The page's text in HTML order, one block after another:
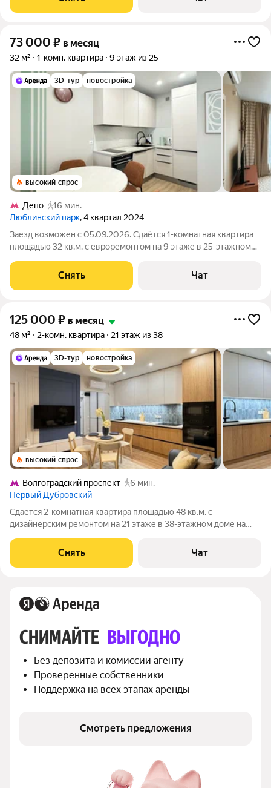
Микроволновка Дом - монолитный,
73 000 ₽ в месяц
32 м² 1-комн. квартира 9 этаж из 25
3D-тур новостройка
высокий спрос
Депо
16 мин.
Люблинский парк, 4 квартал 2024
Заезд возможен с 05.09.2026. Сдаётся 1-комнатная квартира
площадью 32 кв.м. с евроремонтом на 9 этаже в 25-этажном
Духовой шкаф Стиральная машина Холодильник
Посудомоечная машина
Снять Чат
125 000 ₽ в месяц
48 м² 2-комн. квартира 21 этаж из 38
3D-тур новостройка
высокий спрос
Волгоградский проспект
6 мин.
Первый Дубровский
Сдаётся 2-комнатная квартира площадью 48 кв.м. с
дизайнерским ремонтом на 21 этаже в 38-этажном доме на
Стиральная машина Сушильная машина Холодильник
Посудомоечная машина Кондиционер
Снять Чат
СНИМАЙТЕ ВЫГОДНО
Без депозита и комиссии агенту
Проверенные собственники
Поддержка на всех этапах аренды
Смотреть предложения